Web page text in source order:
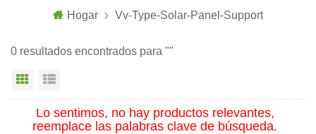
Hogar Vv-Type-Solar-Panel-Support
0 resultados encontrados para ""
Vista en cuadrícula
Lo sentimos, no hay productos relevantes,
reemplace las palabras clave de búsqueda.